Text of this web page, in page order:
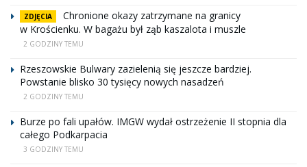
ZDJĘCIA
Chronione okazy zatrzymane na granicy
w Krościenku. W bagażu był ząb kaszalota i muszle
2 GODZINY TEMU
Rzeszowskie Bulwary zazielenią się jeszcze bardziej.
Powstanie blisko 30 tysięcy nowych nasadzeń
2 GODZINY TEMU
Burze po fali upałów. IMGW wydał ostrzeżenie II stopnia dla
całego Podkarpacia
3 GODZINY TEMU